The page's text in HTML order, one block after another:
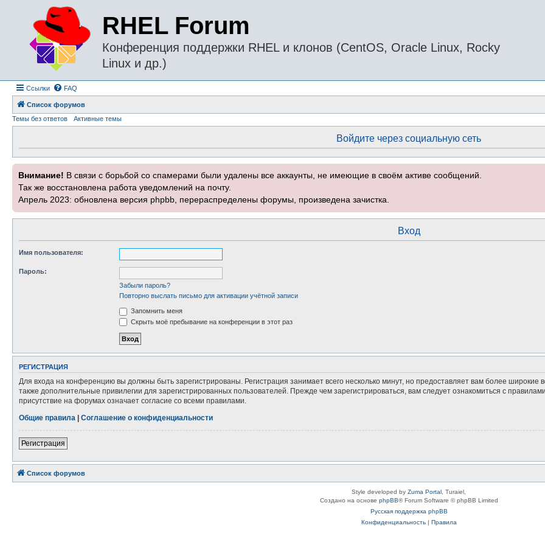
RHEL Forum
Конференция поддержки RHEL и клонов (CentOS, Oracle Linux, Rocky
Linux и др.)
Ссылки FAQ
Список форумов
Темы без ответов
Активные темы
Войдите через социальную сеть
Внимание! В связи с борьбой со спамерами были удалены все аккаунты, не имеющие в своём активе сообщений.
Так же восстановлена работа уведомлений на почту.
Апрель 2023: обновлена версия phpbb, перераспределены форумы, произведена зачистка.
Вход
Имя пользователя:
Пароль:
Забыли пароль?
Повторно выслать письмо для активации учётной записи
Запомнить меня
Скрыть моё пребывание на конференции в этот раз
РЕГИСТРАЦИЯ
Для входа на конференцию вы должны быть зарегистрированы. Регистрация занимает всего несколько минут, но предоставляет вам более
также дополнительные привилегии для зарегистрированных пользователей. Прежде чем зарегистрироваться, вам следует ознакомиться с
присутствие на форумах означает согласие со всеми правилами.
Общие правила | Соглашение о конфиденциальности
Регистрация
Список форумов
Style developed by Zuma Portal , Turaiel,
Создано на основе phpBB® Forum Software © phpBB Limited
Русская поддержка phpBB
Конфиденциальность| Правила